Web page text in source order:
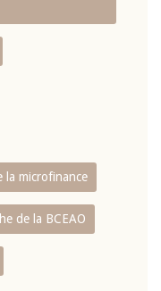
la microfinance
de la BCEAO